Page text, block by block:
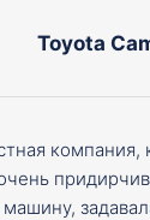
Toyota
компания,